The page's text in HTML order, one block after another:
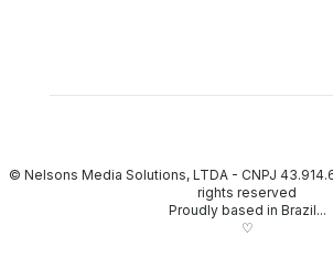
© Nelsons Media Solutions, LTDA - CNPJ
rights reserved
Proudly based in Brazil...
♡